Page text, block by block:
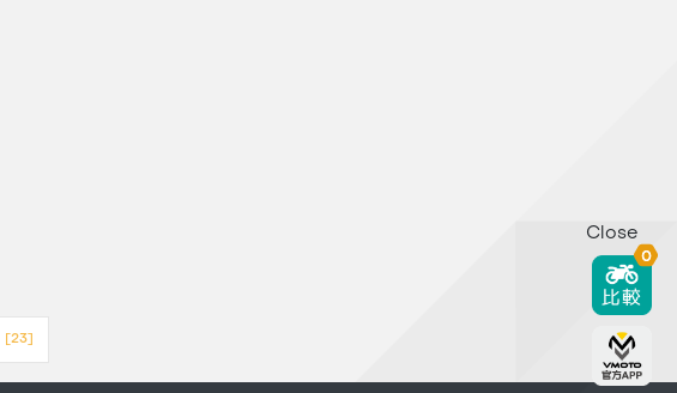
[23]
Close
0